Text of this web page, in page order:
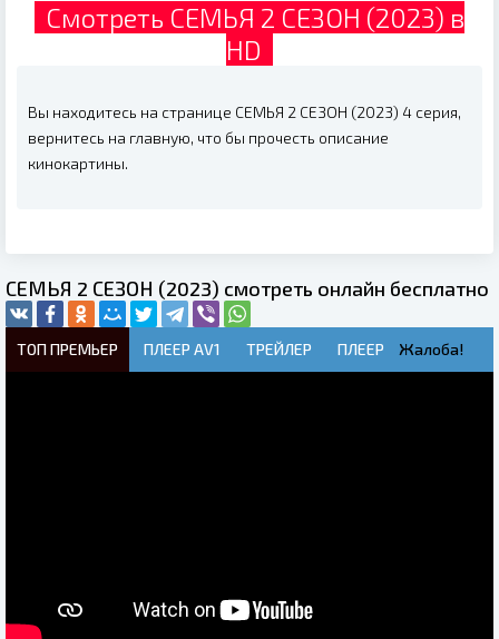
Смотреть СЕМЬЯ 2 СЕЗОН (2023) в
HD
Вы находитесь на странице СЕМЬЯ 2 СЕЗОН (2023) 4 серия,
вернитесь на главную, что бы прочесть описание
кинокартины.
СЕМЬЯ 2 СЕЗОН (2023) смотреть онлайн бесплатно
ТОП ПРЕМЬЕР ПЛЕЕР AV1 ТРЕЙЛЕР ПЛЕЕР Жалоба!